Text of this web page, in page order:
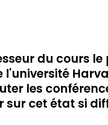
du cours
les
cet état si